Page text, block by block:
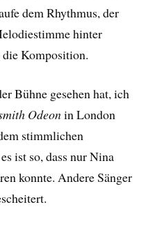
dem Rhythmus, der
hinter
die Komposition.
Bühne gesehen hat, ich
Odeonin London
stimmlichen
ist so, dass nur Nina
konnte. Andere Sänger